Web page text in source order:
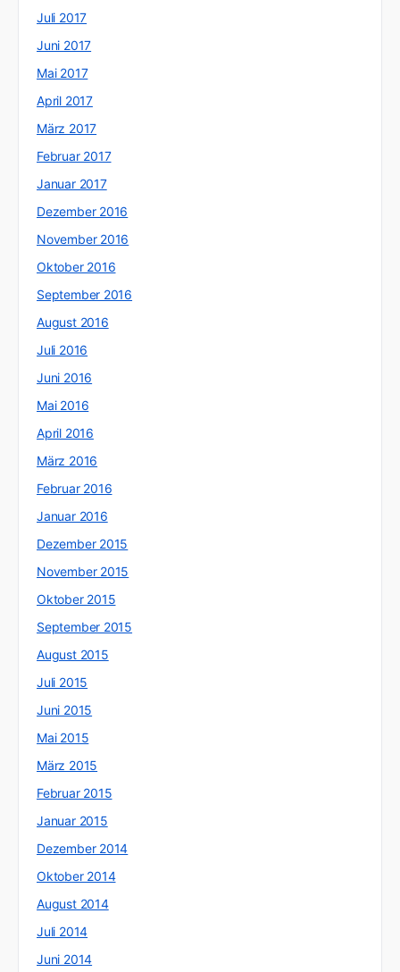
Juli 2017
Juni 2017
Mai 2017
April 2017
März 2017
Februar 2017
Januar 2017
Dezember 2016
November 2016
Oktober 2016
September 2016
August 2016
Juli 2016
Juni 2016
Mai 2016
April 2016
März 2016
Februar 2016
Januar 2016
Dezember 2015
November 2015
Oktober 2015
September 2015
August 2015
Juli 2015
Juni 2015
Mai 2015
März 2015
Februar 2015
Januar 2015
Dezember 2014
Oktober 2014
August 2014
Juli 2014
Juni 2014